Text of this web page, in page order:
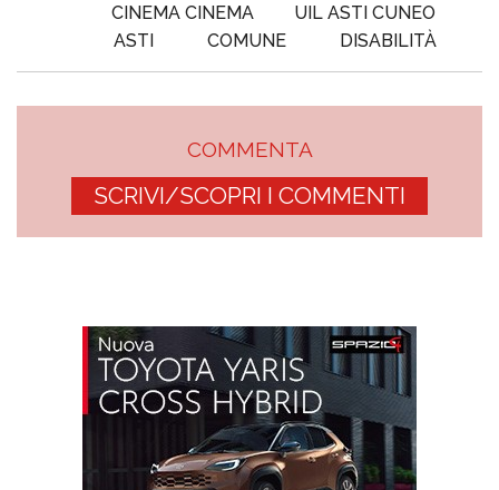
CINEMA CINEMA
UIL ASTI CUNEO
ASTI
COMUNE DISABILITÀ
COMMENTA
SCRIVI/SCOPRI I COMMENTI